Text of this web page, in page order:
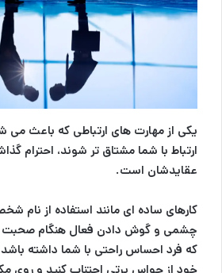
یکی از مهارت های ارتباطی که باعث می
ارتباط با شما مشتاق تر شوند، احترام
عقایدشان است.
کارهای ساده ای مانند استفاده از نام
چشمی و گوش دادن فعال هنگام صحبت
که فرد احساس راحتی با شما داشته
خود از حواس پرتی اجتناب کنید و روی